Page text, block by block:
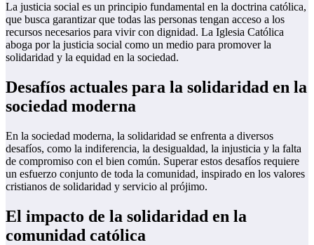
La justicia social es un principio fundamental en la doctrina católica,
que busca garantizar que todas las personas tengan acceso a los
recursos necesarios para vivir con dignidad. La Iglesia Católica
aboga por la justicia social como un medio para promover la
solidaridad y la equidad en la sociedad.
Desafíos actuales para la solidaridad en la
sociedad moderna
En la sociedad moderna, la solidaridad se enfrenta a diversos
desafíos, como la indiferencia, la desigualdad, la injusticia y la falta
de compromiso con el bien común. Superar estos desafíos requiere
un esfuerzo conjunto de toda la comunidad, inspirado en los valores
cristianos de solidaridad y servicio al prójimo.
El impacto de la solidaridad en la
comunidad católica